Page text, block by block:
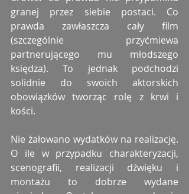
granej przez siebie postaci. Co
prawda zawłaszcza cały film
(szczególnie przyćmiewa
partnerującego mu młodszego
księdza). To jednak podchodzi
solidnie do swoich aktorskich
obowiązków tworząc rolę z krwi i
kości.
Nie żałowano wydatków na realizację.
O ile w przypadku charakteryzacji,
scenografii, realizacji dźwięku i
montażu to dobrze wydane